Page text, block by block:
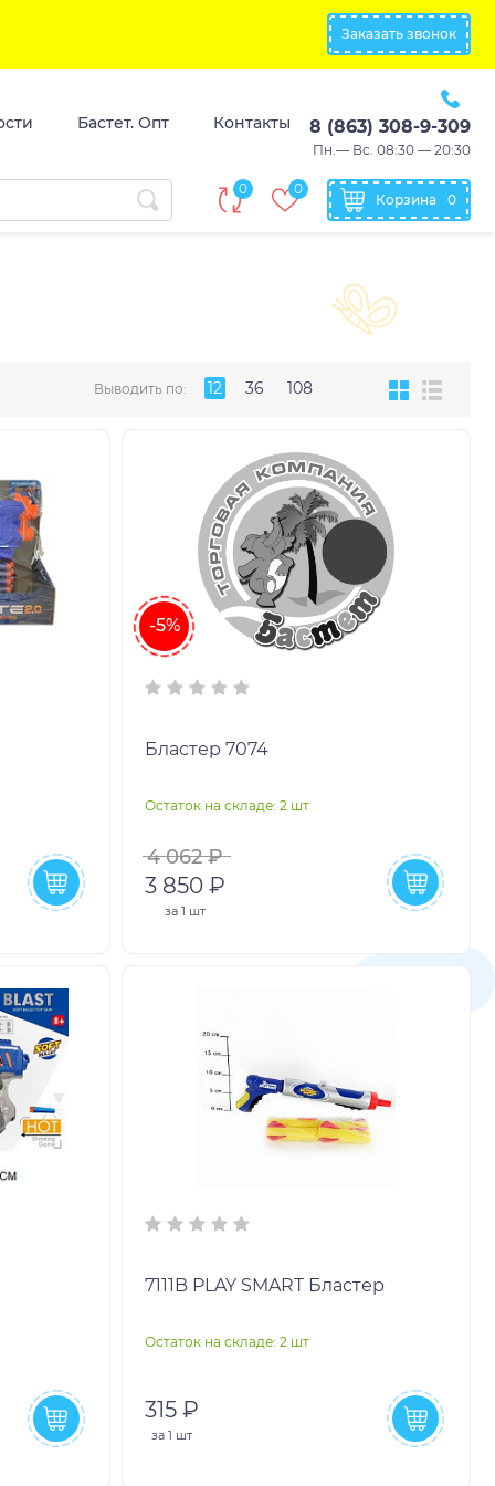
Заказать звонок
Бастет. Опт Контакты 8 (863) 308-9-309
Пн.— Вс. 08:30 — 20:30
0 0
Корзина 0
Выводить по: 12 36 108
-5%
Бластер 7074
Остаток на складе: 2 шт
4 062 ₽
3 850 ₽
за1 шт
7111B PLAY SMART Бластер
Остаток на складе: 2 шт
315 ₽
за1 шт